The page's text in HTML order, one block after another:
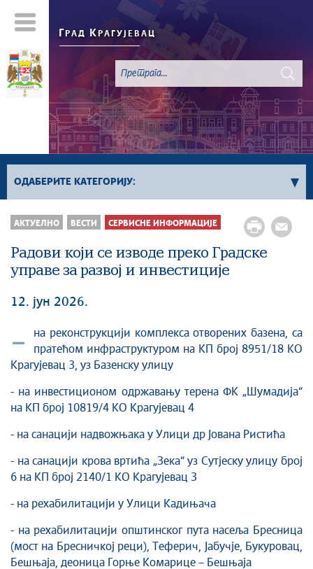
Г РАД К РАГУЈЕВАЦ
ОДАБЕРИТЕ КАТЕГОРИЈУ:
Све вести
Сервисне Информације
Генерално
Односи са јавношћу
Здравство
Социјална заштита
Седнице Градског већа
Туризам
Крагујевац - Град у парку
Екологија
Млади у локалној самоуправи
Међународна сарадња
Позив за медије
АКТУЕЛНО ВЕСТИ СЕРВИСНЕ ИНФОРМАЦИЈЕ
Радови који се изводе преко Градске
управе за развој и инвестиције
12. јун 2026.
-
на реконструкцији комплекса отворених базена, са
пратећом инфраструктуром на КП број 8951/18 КО
Крагујевац 3, уз Базенску улицу
- на инвестиционом одржавању терена ФК „Шумадија“
на КП број 10819/4 КО Крагујевац 4
- на санацији надвожњака у Улици др Јована Ристића
- на санацији крова вртића „Зека“ уз Сутјеску улицу број
6 на КП број 2140/1 КО Крагујевац 3
- на рехабилитацији у Улици Кадињача
- на рехабилитацији општинског пута насеља Бресница
(мост на Бресничкој реци), Теферич, Јабучје, Букуровац,
Бешњаја, деоница Горње Комарице – Бешњаја